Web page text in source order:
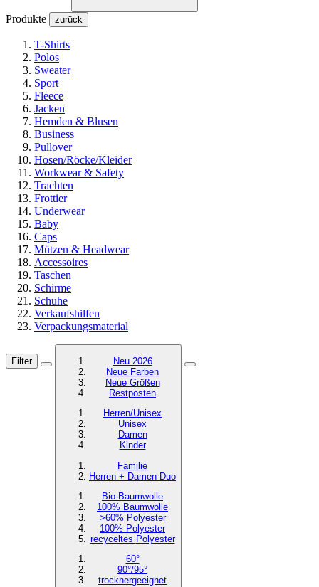
Produkte zurück
T-Shirts
Polos
Sweater
Sport
Fleece
Jacken
Hemden & Blusen
Business
Pullover
Hosen/Röcke/Kleider
Workwear & Safety
Trachten
Frottier
Underwear
Baby
Caps
Mützen & Headwear
Accessoires
Taschen
Schirme
Schuhe
Verkaufshilfen
Verpackungsmaterial
Filter
Neu 2026
Neue Farben
Neue Größen
Restposten
Herren/Unisex
Unisex
Damen
Kinder
Familie
Herren + Damen Duo
Bio-Baumwolle
100% Baumwolle
>60% Polyester
100% Polyester
recyceltes Polyester
60°
90°/95°
trocknergeeignet